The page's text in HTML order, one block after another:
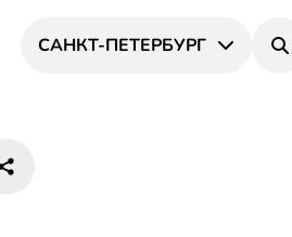
САНКТ-ПЕТЕРБУРГ